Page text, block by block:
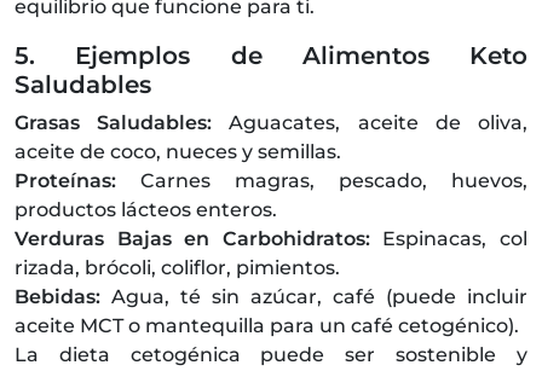
equilibrio que funcione para ti.
5. Ejemplos de Alimentos Keto
Saludables
Grasas Saludables: Aguacates, aceite de oliva,
aceite de coco, nueces y semillas.
Proteínas: Carnes magras, pescado, huevos,
productos lácteos enteros.
Verduras Bajas en Carbohidratos: Espinacas, col
rizada, brócoli, coliflor, pimientos.
Bebidas: Agua, té sin azúcar, café (puede incluir
aceite MCT o mantequilla para un café cetogénico).
La dieta cetogénica puede ser sostenible y